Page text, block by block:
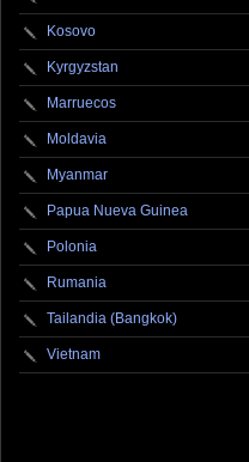
Kosovo
Kyrgyzstan
Marruecos
Moldavia
Myanmar
Papua Nueva Guinea
Polonia
Rumania
Tailandia (Bangkok)
Vietnam